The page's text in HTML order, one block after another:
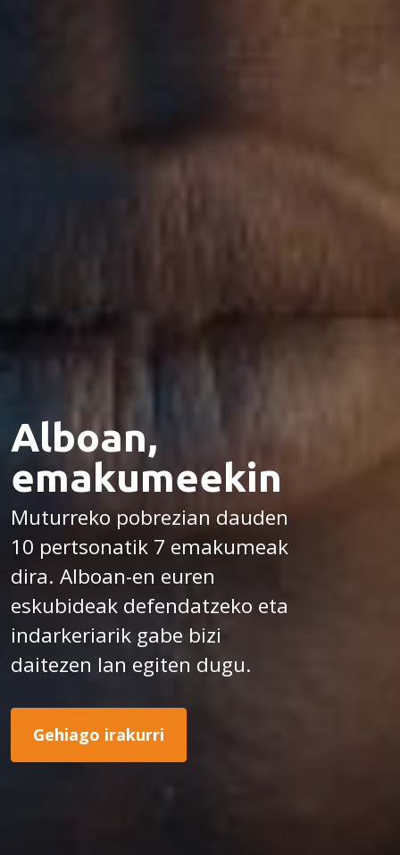
Alboan,
emakumeekin
Muturreko pobrezian dauden
10 pertsonatik 7 emakumeak
dira. Alboan-en euren
eskubideak defendatzeko eta
indarkeriarik gabe bizi
daitezen lan egiten dugu.
Gehiago irakurri